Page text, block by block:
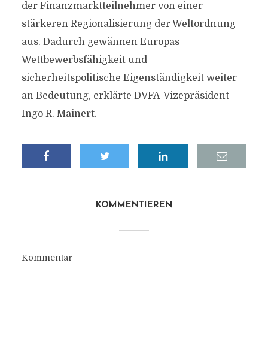
der Finanzmarktteilnehmer von einer
stärkeren Regionalisierung der Weltordnung
aus. Dadurch gewännen Europas
Wettbewerbsfähigkeit und
sicherheitspolitische Eigenständigkeit weiter
an Bedeutung, erklärte DVFA-Vizepräsident
Ingo R. Mainert.
KOMMENTIEREN
Kommentar